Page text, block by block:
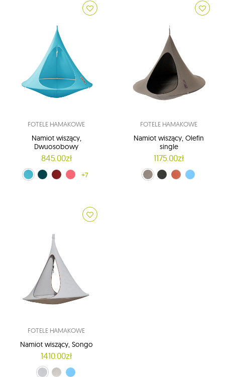
FOTELE HAMAKOWE
Namiot wiszący,
Dwuosobowy
845.00zł
(CACDLB10)
turkusowy (CACDBB )
Czerwony (CACDBR )
koralowy (CACDCR )
+7
FOTELE HAMAKOWE
Namiot wiszący, Olefin
single
1175.00zł
Earth (CACOS1)
Charcoal (CACOS4)
Apricot (COS5)
Cyan blue (COS7)
FOTELE HAMAKOWE
Namiot wiszący, Songo
1410.00zł
Moon (CACSO2)
Sand (CACSO3)
Light Blue (CACSO7)